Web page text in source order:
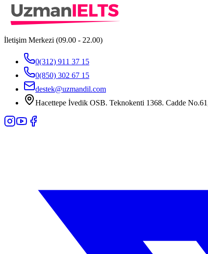
İletişim Merkezi (09.00 - 22.00)
0(312) 911 37 15
0(850) 302 67 15
destek@uzmandil.com
Hacettepe İvedik OSB. Teknokenti 1368. Cadde